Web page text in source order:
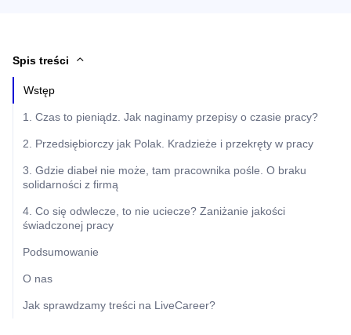
Spis treści
Wstęp
1. Czas to pieniądz. Jak naginamy przepisy o czasie pracy?
2. Przedsiębiorczy jak Polak. Kradzieże i przekręty w pracy
3. Gdzie diabeł nie może, tam pracownika pośle. O braku
solidarności z firmą
4. Co się odwlecze, to nie uciecze? Zaniżanie jakości
świadczonej pracy
Podsumowanie
O nas
Jak sprawdzamy treści na LiveCareer?